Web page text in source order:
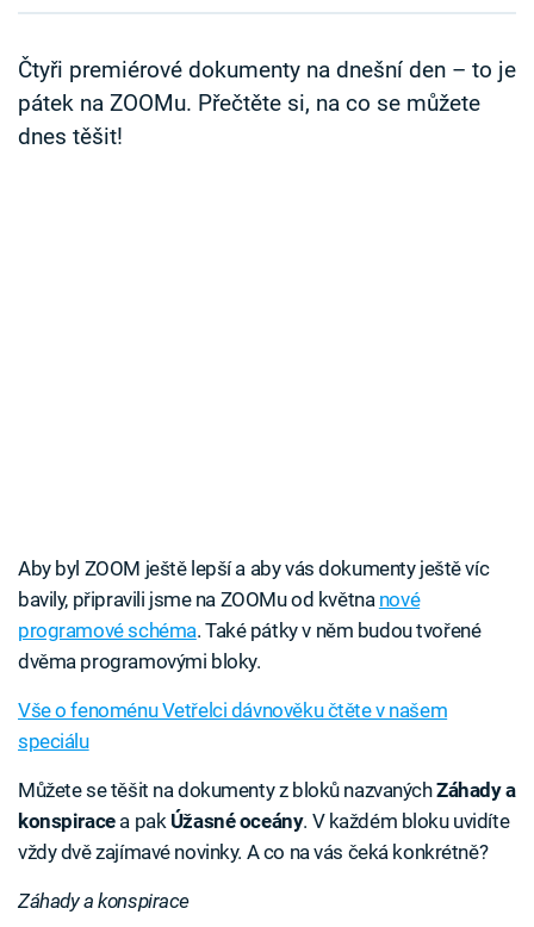
Sledujte nás
Čtyři premiérové dokumenty na dnešní den – to je
pátek na ZOOMu. Přečtěte si, na co se můžete
dnes těšit!
Aby byl ZOOM ještě lepší a aby vás dokumenty ještě víc
bavily, připravili jsme na ZOOMu od května nové
programové schéma. Také pátky v něm budou tvořené
dvěma programovými bloky.
Vše o fenoménu Vetřelci dávnověku čtěte v našem
speciálu
Můžete se těšit na dokumenty z bloků nazvanýchZáhady a
konspiracea pak Úžasné oceány. V každém bloku uvidíte
vždy dvě zajímavé novinky. A co na vás čeká konkrétně?
Záhady a konspirace